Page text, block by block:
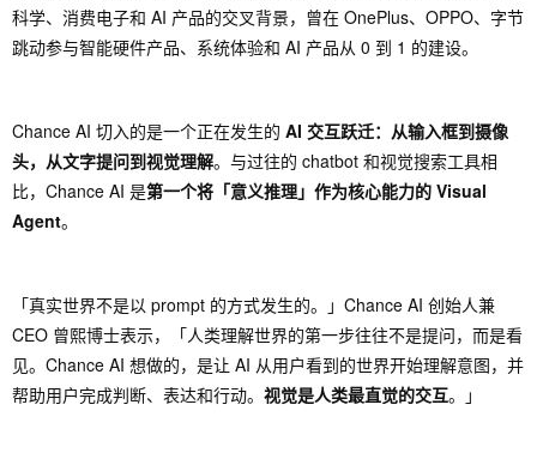
科学、消费电子和 AI 产品的交叉背景，曾在 OnePlus、OPPO、字节
跳动参与智能硬件产品、系统体验和 AI 产品从 0 到 1 的建设。
Chance AI 切入的是一个正在发生的 AI 交互跃迁：从输入框到摄像
头，从文字提问到视觉理解。与过往的 chatbot 和视觉搜索工具相
比，Chance AI 是第一个将「意义推理」作为核心能力的 Visual
Agent。
「真实世界不是以 prompt 的方式发生的。」Chance AI 创始人兼
CEO 曾熙博士表示，「人类理解世界的第一步往往不是提问，而是看
见。Chance AI 想做的，是让 AI 从用户看到的世界开始理解意图，并
帮助用户完成判断、表达和行动。 视觉是人类最直觉的交互。」